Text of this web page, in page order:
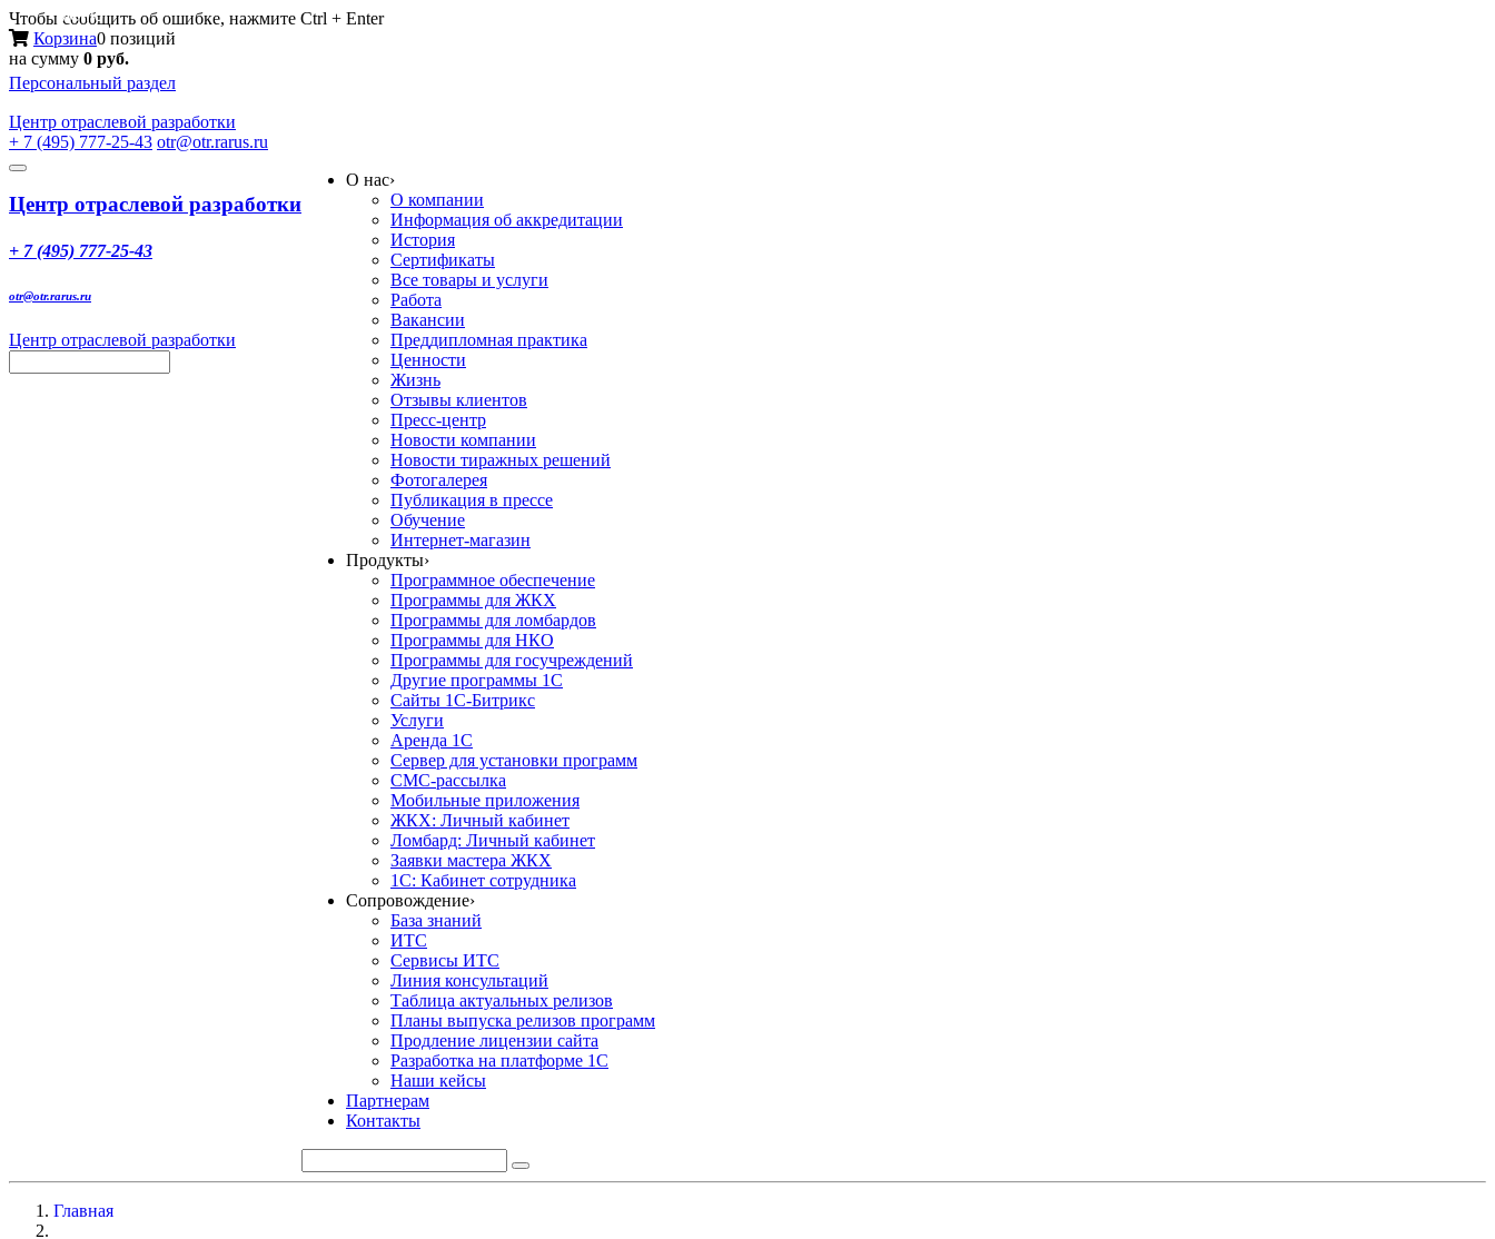
Чтобы сообщить об ошибке, нажмите Ctrl + Enter
Корзина0 позиций
на сумму 0 руб.
Персональный раздел
Центр отраслевой разработки
+ 7 (495) 777-25-43 otr@otr.rarus.ru
Toggle
Меню
Центр отраслевой разработки
+ 7 (495) 777-25-43
otr@otr.rarus.ru
Центр отраслевой разработки
О нас›
О компании
Информация об аккредитации
История
Сертификаты
Все товары и услуги
Работа
Вакансии
Преддипломная практика
Ценности
Жизнь
Отзывы клиентов
Пресс-центр
Новости компании
Новости тиражных решений
Фотогалерея
Публикация в прессе
Обучение
Интернет-магазин
Продукты›
Программное обеспечение
Программы для ЖКХ
Программы для ломбардов
Программы для НКО
Программы для госучреждений
Другие программы 1С
Сайты 1С-Битрикс
Услуги
Аренда 1С
Сервер для установки программ
СМС-рассылка
Мобильные приложения
ЖКХ: Личный кабинет
Ломбард: Личный кабинет
Заявки мастера ЖКХ
1С: Кабинет сотрудника
Сопровождение›
База знаний
ИТС
Сервисы ИТС
Линия консультаций
Таблица актуальных релизов
Планы выпуска релизов программ
Продление лицензии сайта
Разработка на платформе 1С
Наши кейсы
Партнерам
Контакты
Главная